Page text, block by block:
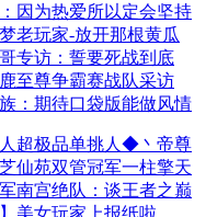
因为热爱所以定会坚持
老玩家-放开那根黄瓜
专访：誓要死战到底
至尊争霸赛战队采访
：期待口袋版能做风情
超极品单挑人◆丶帝尊
仙苑双管冠军一柱擎天
南宫绝队：谈王者之巅
美女玩家上报纸啦